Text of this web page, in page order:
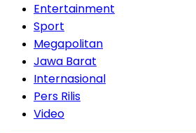
Entertainment
Sport
Megapolitan
Jawa Barat
Internasional
Pers Rilis
Video